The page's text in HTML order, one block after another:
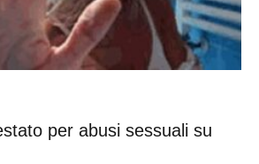
per abusi sessuali su